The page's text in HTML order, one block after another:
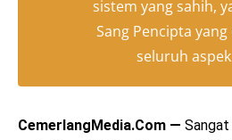
sistem yang sahih,
Sang Pencipta
seluruh
CemerlangMedia.Com —